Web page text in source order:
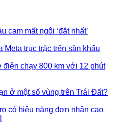
cam mất ngôi ‘đắt nhất’
Meta trục trặc trên sân khấu
điện chạy 800 km với 12 phút
ở một số vùng trên Trái Đất?
có hiệu năng đơn nhân cao